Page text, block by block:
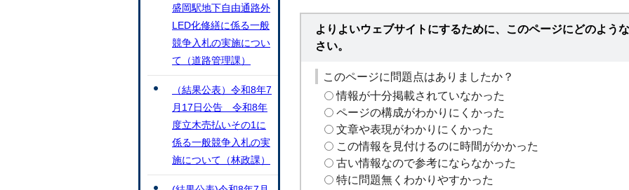
よりよいウェブサイトにするために、このページにどのよう
さい。
このページに問題点はありましたか？
情報が十分掲載されていなかった
ページの構成がわかりにくかった
文章や表現がわかりにくかった
この情報を見付けるのに時間がかかった
古い情報なので参考にならなかった
特に問題無くわかりやすかった
盛岡駅地下自由通路外
LED化修繕に係る一般
競争入札の実施につい
て（道路管理課）
（結果公表）令和8年7
月17日公告 令和8年
度立木売払いその1に
係る一般競争入札の実
施について（林政課）